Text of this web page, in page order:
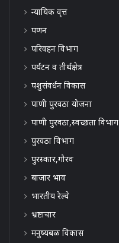
न्यायिक वृत्त
पणन
परिवहन विभाग
पर्यटन व तीर्थक्षेत्र
पशुसंवर्धन विकास
पाणी पुरवठा योजना
पाणी पुरवठा,स्वच्छता विभाग
पुरवठा विभाग
पुरस्कार,गौरव
बाजार भाव
भारतीय रेल्वे
भ्रष्टाचार
मनुष्यबळ विकास